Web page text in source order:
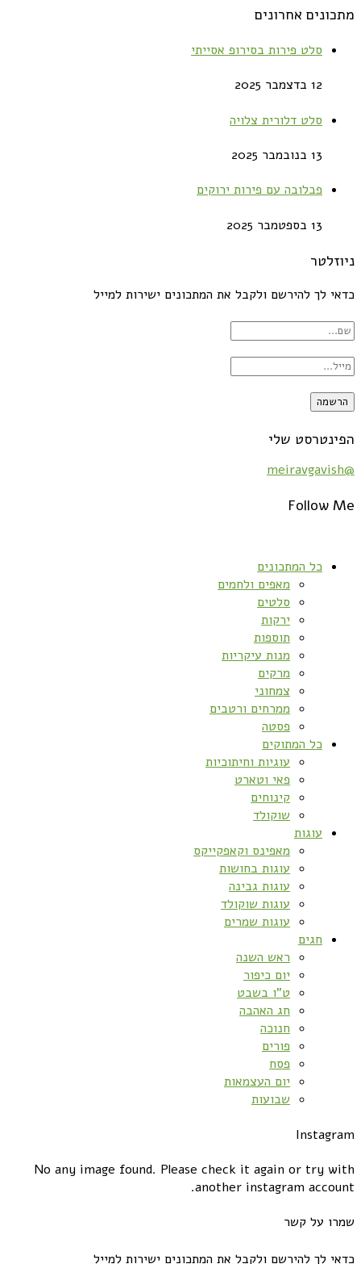
מתכונים אחרונים
סלט פירות בסירופ אסייתי
12 בדצמבר 2025
סלט דלורית צלויה
13 בנובמבר 2025
פבלובה עם פירות ירוקים
13 בספטמבר 2025
ניוזלטר
כדאי לך להירשם ולקבל את המתכונים ישירות למייל
הפינטרסט שלי
@meiravgavish
Follow Me
כל המתכונים
מאפים ולחמים
סלטים
ירקות
תוספות
מנות עיקריות
מרקים
צמחוני
ממרחים ורטבים
פסטה
כל המתוקים
עוגיות וחיתוכיות
פאי וטארט
קינוחים
שוקולד
עוגות
מאפינס וקאפקייקס
עוגות בחושות
עוגות גבינה
עוגות שוקולד
עוגות שמרים
חגים
ראש השנה
יום כיפור
ט”ו בשבט
חג האהבה
חנוכה
פורים
פסח
יום העצמאות
שבועות
Instagram
No any image found. Please check it again or try with
another instagram account.
שמרו על קשר
כדאי לך להירשם ולקבל את המתכונים ישירות למייל